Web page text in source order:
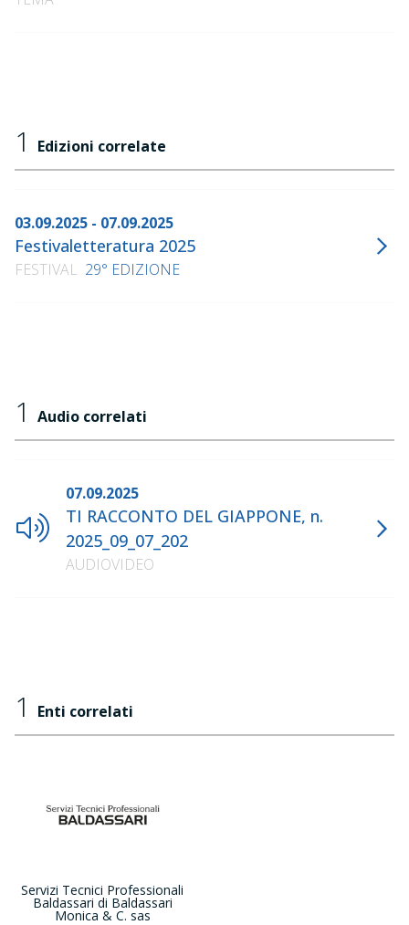
1 Edizioni correlate
03.09.2025 - 07.09.2025
Festivaletteratura 2025
FESTIVAL 29° EDIZIONE
1 Audio correlati
07.09.2025
TI RACCONTO DEL GIAPPONE, n.
2025_09_07_202
AUDIOVIDEO
1 Enti correlati
Servizi Tecnici Professionali
Baldassari di Baldassari
Monica & C. sas